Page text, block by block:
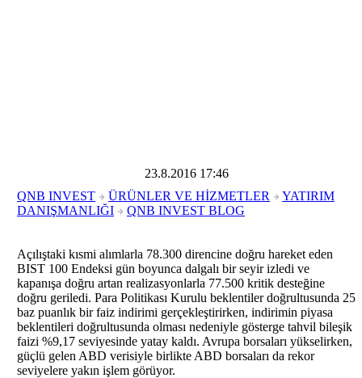
23.8.2016 17:46
QNB INVEST
ÜRÜNLER VE HİZMETLER
YATIRIM
DANIŞMANLIĞI
QNB INVEST BLOG
Açılıştaki kısmi alımlarla 78.300 direncine doğru hareket eden
BIST 100 Endeksi gün boyunca dalgalı bir seyir izledi ve
kapanışa doğru artan realizasyonlarla 77.500 kritik desteğine
doğru geriledi. Para Politikası Kurulu beklentiler doğrultusunda 25
baz puanlık bir faiz indirimi gerçekleştirirken, indirimin piyasa
beklentileri doğrultusunda olması nedeniyle gösterge tahvil bileşik
faizi %9,17 seviyesinde yatay kaldı. Avrupa borsaları yükselirken,
güçlü gelen ABD verisiyle birlikte ABD borsaları da rekor
seviyelere yakın işlem görüyor.